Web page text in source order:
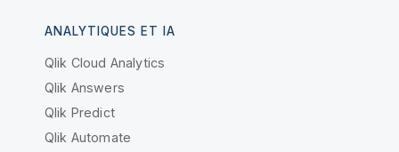
ANALYTIQUES ET IA
Qlik Cloud Analytics
Qlik Answers
Qlik Predict
Qlik Automate